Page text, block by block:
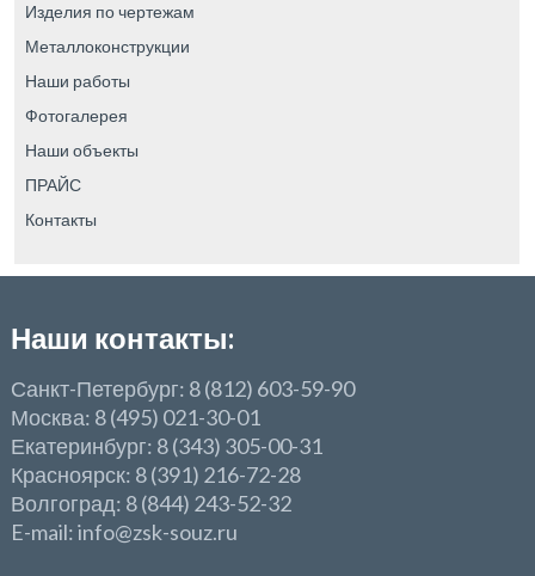
Изделия по чертежам
Металлоконструкции
Наши работы
Фотогалерея
Наши объекты
ПРАЙС
Контакты
Наши контакты:
Санкт-Петербург: 8 (812) 603-59-90
Москва: 8 (495) 021-30-01
Екатеринбург: 8 (343) 305-00-31
Красноярск: 8 (391) 216-72-28
Волгоград: 8 (844) 243-52-32
E-mail: info@zsk-souz.ru